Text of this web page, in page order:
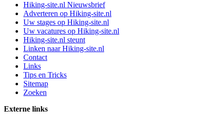
Hiking-site.nl Nieuwsbrief
Adverteren op Hiking-site.nl
Uw stages op Hiking-site.nl
Uw vacatures op Hiking-site.nl
Hiking-site.nl steunt
Linken naar Hiking-site.nl
Contact
Links
Tips en Tricks
Sitemap
Zoeken
Externe links